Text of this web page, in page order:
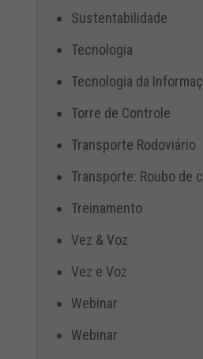
Sustentabilidade
Tecnologia
Tecnologia da
Torre de Controle
Transporte Rodoviário
Transporte: Roubo de
Treinamento
Vez & Voz
Vez e Voz
Webinar
Webinar